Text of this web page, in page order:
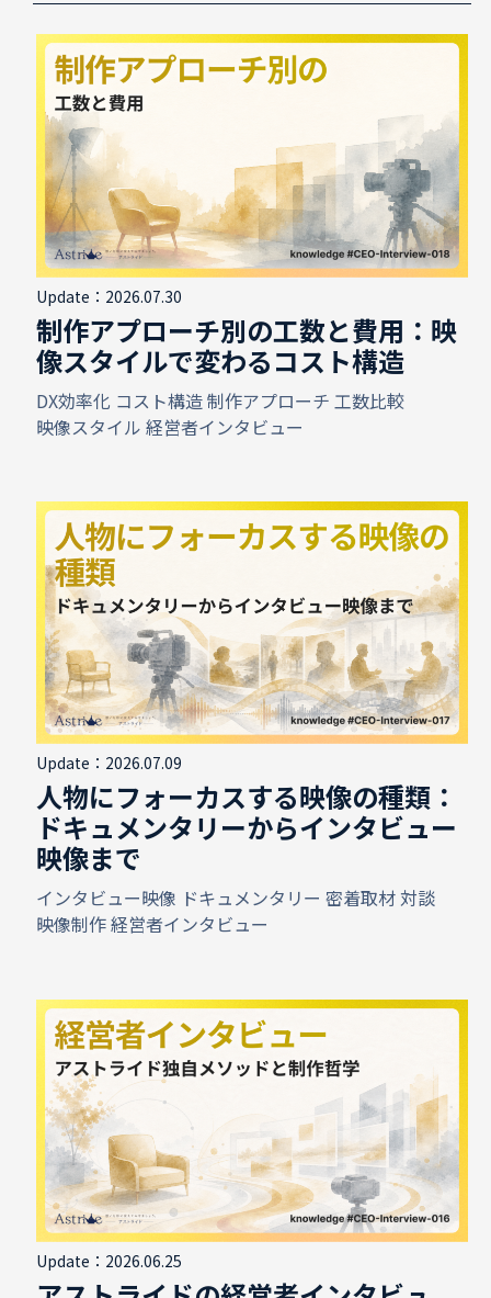
Update：2026.07.30
制作アプローチ別の工数と費用：映
像スタイルで変わるコスト構造
DX効率化 コスト構造制作アプローチ 工数比較
映像スタイル 経営者インタビュー
Update：2026.07.09
人物にフォーカスする映像の種類：
ドキュメンタリーからインタビュー
映像まで
インタビュー映像 ドキュメンタリー 密着取材 対談
映像制作経営者インタビュー
Update：2026.06.25